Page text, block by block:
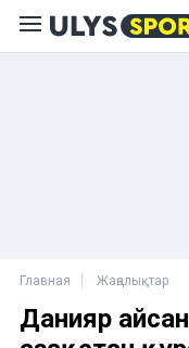
Главная Жаңалықтар
Данияр